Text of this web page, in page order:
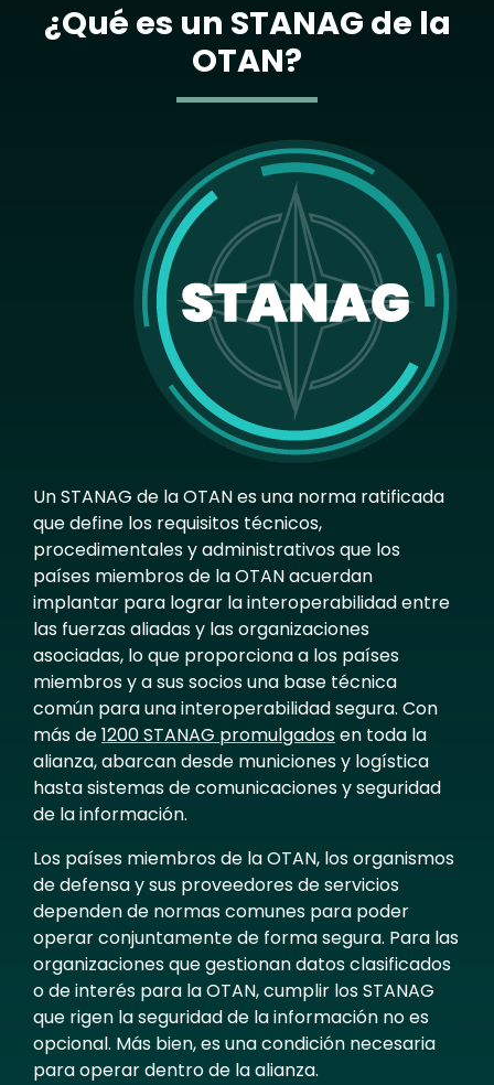
¿Qué es un STANAG de la
OTAN?
Un STANAG de la OTAN es una norma ratificada
que define los requisitos técnicos,
procedimentales y administrativos que los
países miembros de la OTAN acuerdan
implantar para lograr la interoperabilidad entre
las fuerzas aliadas y las organizaciones
asociadas, lo que proporciona a los países
miembros y a sus socios una base técnica
común para una interoperabilidad segura. Con
más de1200 STANAG promulgadosen toda la
alianza, abarcan desde municiones y logística
hasta sistemas de comunicaciones y seguridad
de la información.
Los países miembros de la OTAN, los organismos
de defensa y sus proveedores de servicios
dependen de normas comunes para poder
operar conjuntamente de forma segura. Para las
organizaciones que gestionan datos clasificados
o de interés para la OTAN, cumplir los STANAG
que rigen la seguridad de la información no es
opcional. Más bien, es una condición necesaria
para operar dentro de la alianza.